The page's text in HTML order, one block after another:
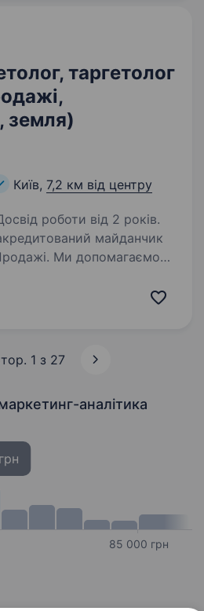
таргетолог
земля)
Київ, 7,2 км від центру
роботи від 2 років.
майданчик
Ми допомагаємо
державне,
1 з 27
аналітика
85 000 грн